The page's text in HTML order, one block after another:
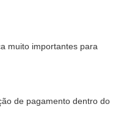
muito importantes para
de pagamento dentro do